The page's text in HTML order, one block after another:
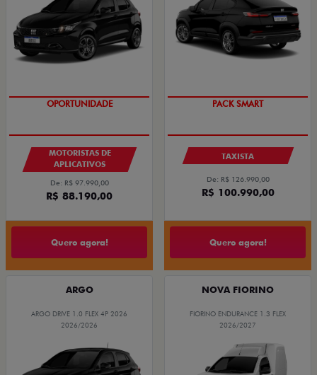
OPORTUNIDADE
MOTORISTAS DE
APLICATIVOS
De: R$ 97.990,00
R$ 88.190,00
Quero agora!
PACK SMART
TAXISTA
De: R$ 126.990,00
R$ 100.990,00
Quero agora!
ARGO
ARGO DRIVE 1.0 FLEX 4P 2026
2026/2026
NOVA FIORINO
FIORINO ENDURANCE 1.3 FLEX
2026/2027